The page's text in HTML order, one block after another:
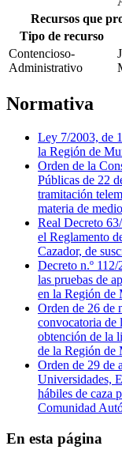
Recursos que
Tipo de recurso
Contencioso-
Administrativo
Normativa
Ley 7/2003, de
la Región de
Orden de la
Públicas de 22
tramitación
materia de
Real Decreto
el Reglamento
Cazador, de
Decreto n.º
las pruebas de
en la Región de
Orden de 26 de
convocatoria de
obtención de la
de la Región de
Orden de 29 de
Universidades,
hábiles de caza
Comunidad
En esta página